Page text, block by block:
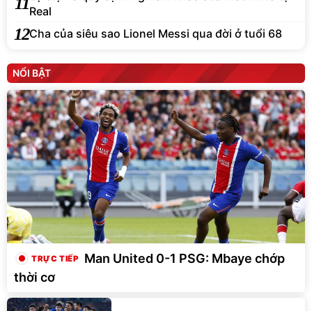
Real
12Cha của siêu sao Lionel Messi qua đời ở tuổi 68
NỔI BẬT
Man United 0-1 PSG: Mbaye chớp
thời cơ